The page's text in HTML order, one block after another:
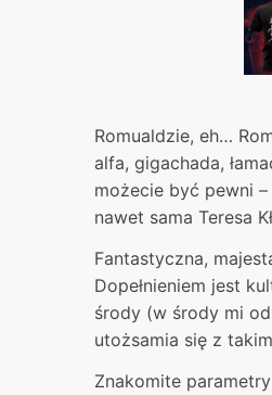
Romualdzie, eh…
alfa, gigachada,
możecie być pewni
nawet sama Teresa
Fantastyczna,
Dopełnieniem jest
środy (w środy mi
utożsamia się z
Znakomite